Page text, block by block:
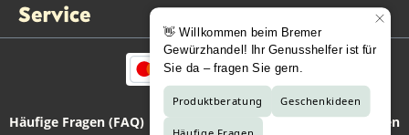
Service
Häufige Fragen (FAQ) Kontaktformular Vertrag widerrufen